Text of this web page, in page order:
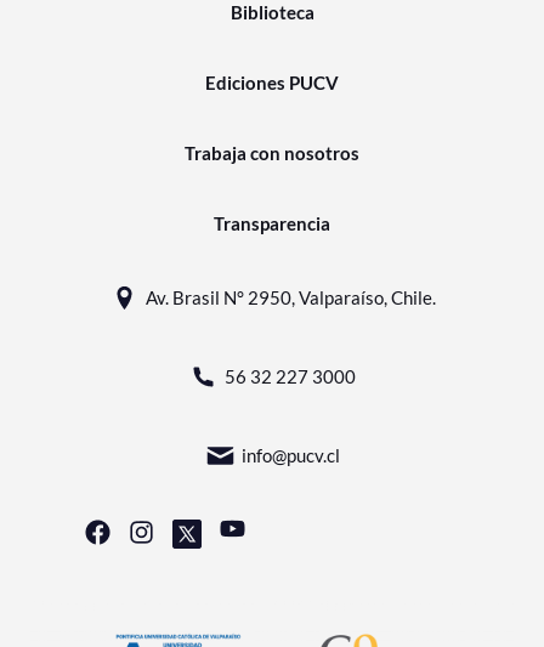
Biblioteca
Ediciones PUCV
Trabaja con nosotros
Transparencia
Av. Brasil N° 2950, Valparaíso, Chile.
56 32 227 3000
info@pucv.cl